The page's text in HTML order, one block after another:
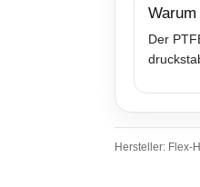
Der
Hersteller: Flex-